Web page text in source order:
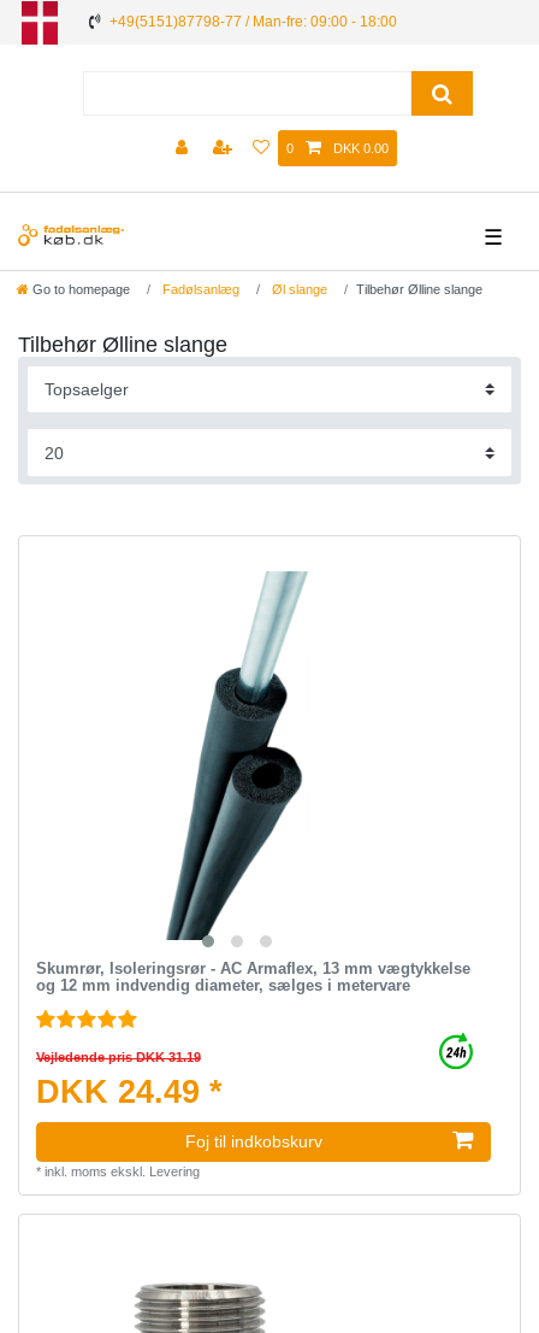
+49(5151)87798-77 / Man-fre: 09:00 - 18:00
0 DKK 0.00
☰
Go to homepage Fadølsanlæg Øl slange Tilbehør Ølline slange
Tilbehør Ølline slange
Skumrør, Isoleringsrør - AC Armaflex, 13 mm vægtykkelse
og 12 mm indvendig diameter, sælges i metervare
Vejledende pris DKK 31.19
DKK 24.49 *
Foj til indkobskurv
* inkl. moms ekskl. Levering